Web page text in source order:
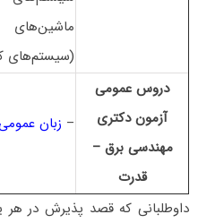
(سیستم‌های
دروس عمومی
آزمون دکتری
ﻣﻬﻨﺪسی ﺑﺮق –
ﻗﺪرت
– زبان
داوطلبانی که قصد پذیرش در هر